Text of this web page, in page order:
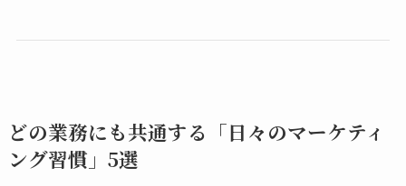
どの業務にも共通する「日々のマーケティ
ング習慣」5選